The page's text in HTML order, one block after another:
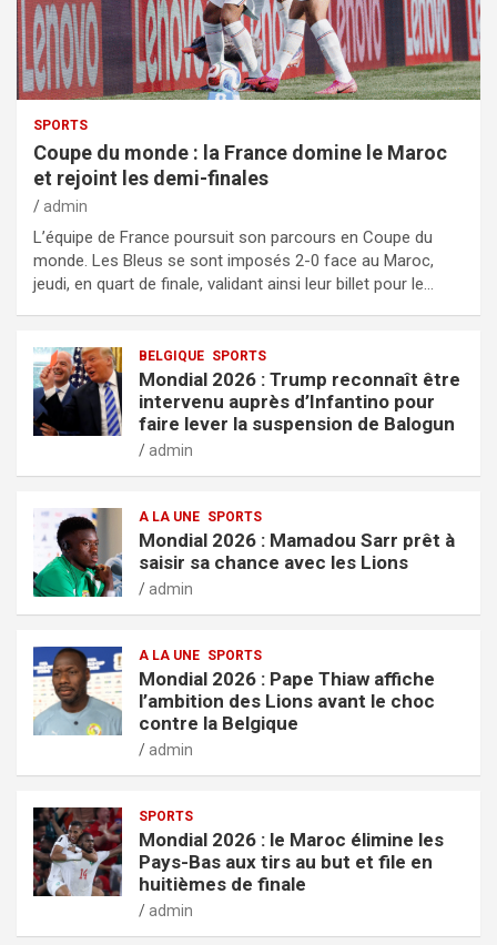
SPORTS
Coupe du monde : la France domine le Maroc
et rejoint les demi-finales
admin
L’équipe de France poursuit son parcours en Coupe du
monde. Les Bleus se sont imposés 2-0 face au Maroc,
jeudi, en quart de finale, validant ainsi leur billet pour le…
BELGIQUE SPORTS
Mondial 2026 : Trump reconnaît être
intervenu auprès d’Infantino pour
faire lever la suspension de Balogun
admin
A LA UNE SPORTS
Mondial 2026 : Mamadou Sarr prêt à
saisir sa chance avec les Lions
admin
A LA UNE SPORTS
Mondial 2026 : Pape Thiaw affiche
l’ambition des Lions avant le choc
contre la Belgique
admin
SPORTS
Mondial 2026 : le Maroc élimine les
Pays-Bas aux tirs au but et file en
huitièmes de finale
admin